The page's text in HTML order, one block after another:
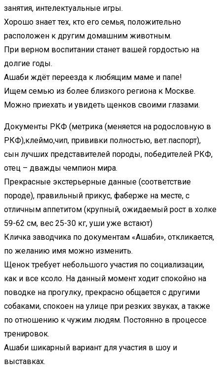
занятия, интелектуальные игры.
Хорошо знает тех, кто его семья, положительно
расположен к другим домашним животным.
При верном воспитании станет вашей гордостью на
долгие годы.
Ашаби ждёт переезда к любящим маме и папе!
Ищем семью из более близкого региона к Москве.
Можно приехать и увидеть щенков своими глазами.
Документы РКФ (метрика (меняется на родословную в
РКФ),клеймо,чип, прививки полностью, вет.паспорт),
сын лучших представителей породы, победителей РКФ,
отец – дважды чемпион мира.
Прекрасные экстерьерные данные (соответствие
породе), правильный прикус, фаберже на месте, с
отличным аппетитом (крупный, ожидаемый рост в холке
59-62 см, вес 25-30 кг, уши уже встают)
Кличка заводчика по документам «Ашаби», откликается,
по желанию имя можно изменить.
Щенок требует небольшого участия по социализации,
как и все ксоло. На данный момент ходит спокойно на
поводке на прогулку, прекрасно общается с другими
собаками, спокоен на улице при резких звуках, а также
по отношению к чужим людям. Постоянно в процессе
тренировок.
Ашаби шикарный вариант для участия в шоу и
выставках.